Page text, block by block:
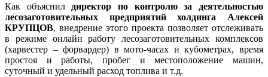
Как объяснил директор по контролю за деятельностью
лесозаготовительных предприятий холдинга Алексей
КРУПЦОВ, внедрение этого проекта позволяет отслеживать
в режиме онлайн работу лесозаготовительных комплексов
(харвестер – форвардер) в мото-часах и кубометрах, время
простоя и работы, пробег и местоположение машин,
суточный и удельный расход топлива и т.д.